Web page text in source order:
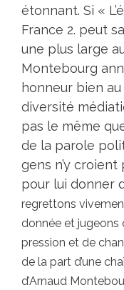
étonnant. Si «
France 2. peut
une plus large
Montebourg
honneur bien au
diversité
pas le même
de la parole
gens n’y croient
pour lui donner
regrettons
donnée et
pression et de
de la part d’une
d’Arnaud